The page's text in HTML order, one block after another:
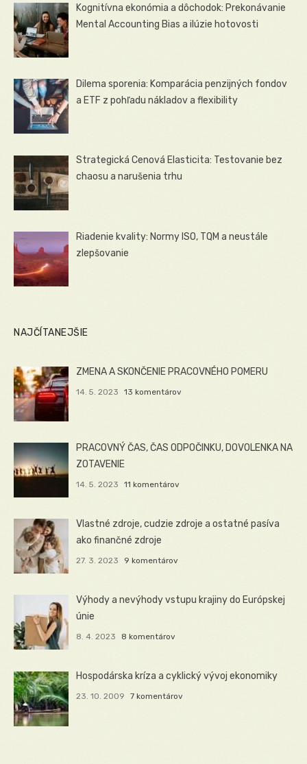
Kognitívna ekonómia a dôchodok: Prekonávanie
Mental Accounting Bias a ilúzie hotovosti
Dilema sporenia: Komparácia penzijných fondov
a ETF z pohľadu nákladov a flexibility
Strategická Cenová Elasticita: Testovanie bez
chaosu a narušenia trhu
Riadenie kvality: Normy ISO, TQM a neustále
zlepšovanie
NAJČÍTANEJŠIE
ZMENA A SKONČENIE PRACOVNÉHO POMERU
14. 5. 2023 13 komentárov
PRACOVNÝ ČAS, ČAS ODPOČINKU, DOVOLENKA NA
ZOTAVENIE
14. 5. 2023 11 komentárov
Vlastné zdroje, cudzie zdroje a ostatné pasíva
ako finančné zdroje
27. 3. 2023 9 komentárov
Výhody a nevýhody vstupu krajiny do Európskej
únie
8. 4. 2023 8 komentárov
Hospodárska kríza a cyklický vývoj ekonomiky
23. 10. 2009 7 komentárov